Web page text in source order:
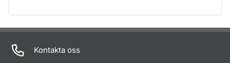
Om sidan
Kontakta oss